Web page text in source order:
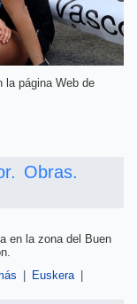
la página Web de
Obras.
en la zona del Buen
sobre Zona de paso
Euskera|